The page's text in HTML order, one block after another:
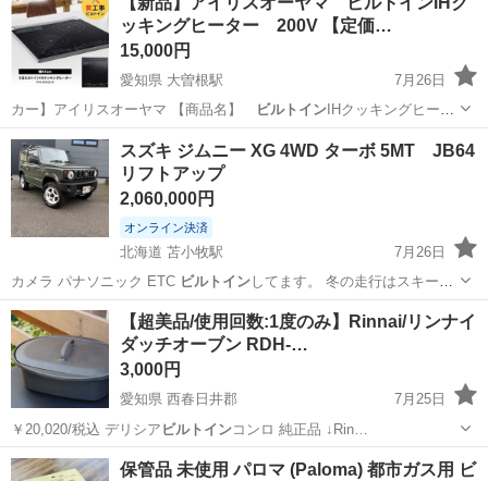
実♪業務はクリーンルームで快適作業◎自社正社員登用制度あり★1食
300円～の格安食堂あり！《佐...
ッキングヒーター 200V 【定価…
15,000円
愛知県 大曽根駅
7月26日
カー】アイリスオーヤマ 【商品名】
ビルトインIHクッキングヒータ
ー 【型番】 …
愛知 名古屋市 大曽根駅 ビルトイン
スズキ ジムニー XG 4WD ターボ 5MT JB64
リフトアップ
2,060,000円
オンライン決済
北海道 苫小牧駅
7月26日
カメラ パナソニック ETC ビルトインしてます。 冬の走行はスキー
に…
北海道 苫小牧市 苫小牧駅 その他
【超美品/使用回数:1度のみ】Rinnai/リンナイ
ダッチオーブン RDH-…
3,000円
愛知県 西春日井郡
7月25日
￥20,020/税込 デリシア ビルトイン コンロ 純正品 ↓Rin…
愛知 西春日井郡 調理器具
保管品 未使用 パロマ (Paloma) 都市ガス用 ビ